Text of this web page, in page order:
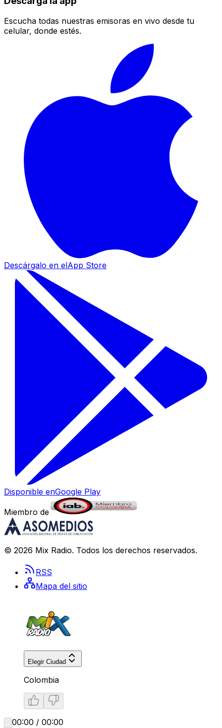
Escucha todas nuestras emisoras en vivo desde tu
celular, donde estés.
Descárgalo en elApp Store
Disponible enGoogle Play
Miembro de
© 2026 Mix Radio. Todos los derechos reservados.
RSS
Mapa del sitio
Elegir Ciudad
Colombia
00:00 / 00:00